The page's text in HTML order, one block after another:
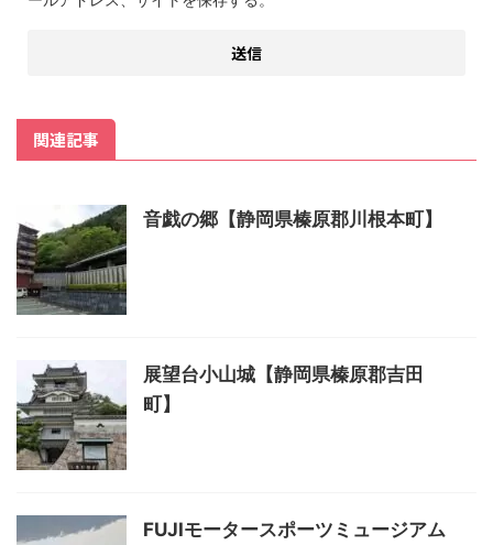
関連記事
音戯の郷【静岡県榛原郡川根本町】
展望台小山城【静岡県榛原郡吉田
町】
FUJIモータースポーツミュージアム